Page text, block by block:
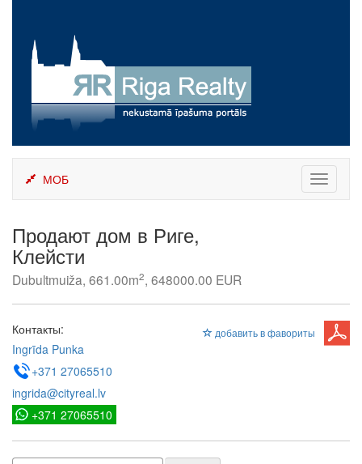
content
Toggle
МОБ
Продают дом в Риге,
Клейсти
Dubultmuiža, 661.00m2, 648000.00 EUR
добавить в фавориты
Контакты:
Ingrīda Punka
+371 27065510
ingrida@cityreal.lv
+371 27065510